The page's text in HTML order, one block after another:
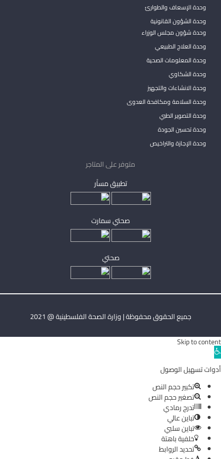
وحدة الإسعاف والطوارئ
وحدة الشؤون القانونية
وحدة شؤون مجلس الوزراء
وحدة العلاج الطبيعي
وحدة المعلومات الصحية
وحدة الشكاوي
وحدة الانشاءات والتجهيز
وحدة السلامة ومكافحة العدوى
وحدة التصوير الطبي
وحدة تحسين الجودة
وحدة الإجازة والتراخيص
متوفر على المتاجر
تطبيق مساْر
صحتي سمارت
صحتي
جميع الحقوق محفوظة | وزارة الصحة الفلسطينية @ 2021
Skip to content
Open
toolbar
أدوات تسهيل الوصول
تكبير حجم النص
تصغير حجم النص
تدرج رمادي
تباين عالي
تباين سلبي
خلفية باهتة
تحديد الروابط